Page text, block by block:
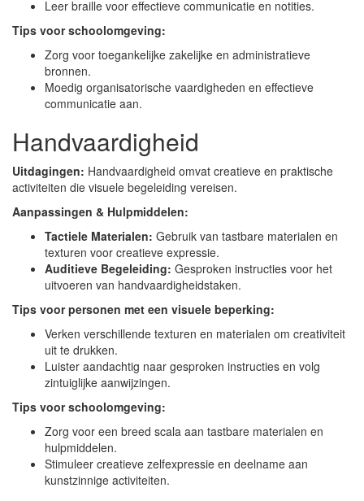
Leer braille voor effectieve communicatie en notities.
Tips voor schoolomgeving:
Zorg voor toegankelijke zakelijke en administratieve
bronnen.
Moedig organisatorische vaardigheden en effectieve
communicatie aan.
Handvaardigheid
Uitdagingen: Handvaardigheid omvat creatieve en praktische
activiteiten die visuele begeleiding vereisen.
Aanpassingen & Hulpmiddelen:
Tactiele Materialen: Gebruik van tastbare materialen en
texturen voor creatieve expressie.
Auditieve Begeleiding: Gesproken instructies voor het
uitvoeren van handvaardigheidstaken.
Tips voor personen met een visuele beperking:
Verken verschillende texturen en materialen om creativiteit
uit te drukken.
Luister aandachtig naar gesproken instructies en volg
zintuiglijke aanwijzingen.
Tips voor schoolomgeving:
Zorg voor een breed scala aan tastbare materialen en
hulpmiddelen.
Stimuleer creatieve zelfexpressie en deelname aan
kunstzinnige activiteiten.